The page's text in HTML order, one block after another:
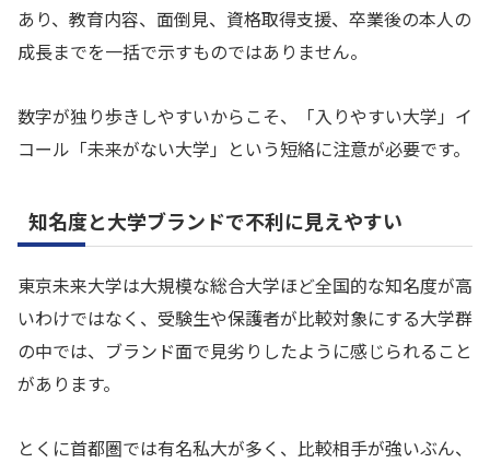
あり、教育内容、面倒見、資格取得支援、卒業後の本人の
成長までを一括で示すものではありません。
数字が独り歩きしやすいからこそ、「入りやすい大学」イ
コール「未来がない大学」という短絡に注意が必要です。
知名度と大学ブランドで不利に見えやすい
東京未来大学は大規模な総合大学ほど全国的な知名度が高
いわけではなく、受験生や保護者が比較対象にする大学群
の中では、ブランド面で見劣りしたように感じられること
があります。
とくに首都圏では有名私大が多く、比較相手が強いぶん、